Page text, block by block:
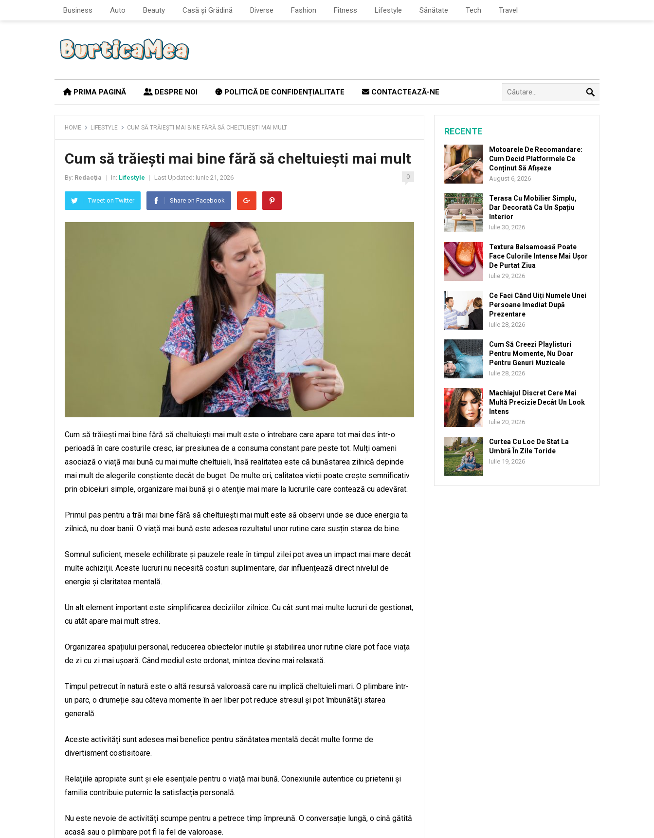
Business Auto Beauty Casă și Grădină Diverse Fashion Fitness Lifestyle Sănătate Tech Travel
PRIMA PAGINĂ DESPRE NOI POLITICĂ DE CONFIDENȚIALITATE CONTACTEAZĂ-NE
HOME LIFESTYLE CUM SĂ TRĂIEȘTI MAI BINE FĂRĂ SĂ CHELTUIEȘTI MAI MULT
Cum să trăiești mai bine fără să cheltuiești mai mult
By: Redacția In: Lifestyle Last Updated: Iunie 21, 2026 0
Tweet on Twitter Share on Facebook
Cum să trăiești mai bine fără să cheltuiești mai mult este o întrebare care apare tot mai des într-o
perioadă în care costurile cresc, iar presiunea de a consuma constant pare peste tot. Mulți oameni
asociază o viață mai bună cu mai multe cheltuieli, însă realitatea este că bunăstarea zilnică depinde
mai mult de alegerile conștiente decât de buget. De multe ori, calitatea vieții poate crește semnificativ
prin obiceiuri simple, organizare mai bună și o atenție mai mare la lucrurile care contează cu adevărat.
Primul pas pentru a trăi mai bine fără să cheltuiești mai mult este să observi unde se duce energia ta
zilnică, nu doar banii. O viață mai bună este adesea rezultatul unor rutine care susțin starea de bine.
Somnul suficient, mesele echilibrate și pauzele reale în timpul zilei pot avea un impact mai mare decât
multe achiziții. Aceste lucruri nu necesită costuri suplimentare, dar influențează direct nivelul de
energie și claritatea mentală.
Un alt element important este simplificarea deciziilor zilnice. Cu cât sunt mai multe lucruri de gestionat,
cu atât apare mai mult stres.
Organizarea spațiului personal, reducerea obiectelor inutile și stabilirea unor rutine clare pot face viața
de zi cu zi mai ușoară. Când mediul este ordonat, mintea devine mai relaxată.
Timpul petrecut în natură este o altă resursă valoroasă care nu implică cheltuieli mari. O plimbare într-
un parc, o drumeție sau câteva momente în aer liber pot reduce stresul și pot îmbunătăți starea
generală.
Aceste activități sunt adesea mai benefice pentru sănătatea mentală decât multe forme de
divertisment costisitoare.
Relațiile apropiate sunt și ele esențiale pentru o viață mai bună. Conexiunile autentice cu prietenii și
familia contribuie puternic la satisfacția personală.
Nu este nevoie de activități scumpe pentru a petrece timp împreună. O conversație lungă, o cină gătită
acasă sau o plimbare pot fi la fel de valoroase.
RECENTE
Motoarele De Recomandare:
Cum Decid Platformele Ce
Conținut Să Afișeze
August 6, 2026
Terasa Cu Mobilier Simplu,
Dar Decorată Ca Un Spațiu
Interior
Iulie 30, 2026
Textura Balsamoasă Poate
Face Culorile Intense Mai Ușor
De Purtat Ziua
Iulie 29, 2026
Ce Faci Când Uiți Numele Unei
Persoane Imediat După
Prezentare
Iulie 28, 2026
Cum Să Creezi Playlisturi
Pentru Momente, Nu Doar
Pentru Genuri Muzicale
Iulie 28, 2026
Machiajul Discret Cere Mai
Multă Precizie Decât Un Look
Intens
Iulie 20, 2026
Curtea Cu Loc De Stat La
Umbră În Zile Toride
Iulie 19, 2026